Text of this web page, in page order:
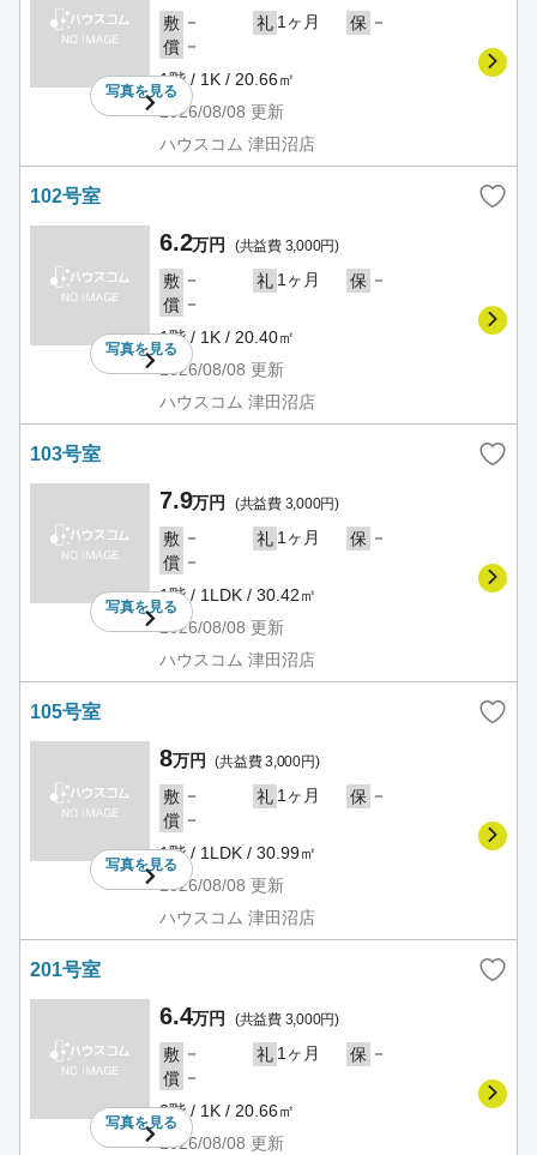
写真を見る
敷 － 礼 1ヶ月 保 －
償 －
1階 / 1K / 20.66㎡
2026/08/08 更新
ハウスコム 津田沼店
102号室
写真を見る
6.2万円 (共益費 3,000円)
敷 － 礼 1ヶ月 保 －
償 －
1階 / 1K / 20.40㎡
2026/08/08 更新
ハウスコム 津田沼店
103号室
写真を見る
7.9万円 (共益費 3,000円)
敷 － 礼 1ヶ月 保 －
償 －
1階 / 1LDK / 30.42㎡
2026/08/08 更新
ハウスコム 津田沼店
105号室
写真を見る
8万円 (共益費 3,000円)
敷 － 礼 1ヶ月 保 －
償 －
1階 / 1LDK / 30.99㎡
2026/08/08 更新
ハウスコム 津田沼店
201号室
写真を見る
6.4万円 (共益費 3,000円)
敷 － 礼 1ヶ月 保 －
償 －
2階 / 1K / 20.66㎡
2026/08/08 更新